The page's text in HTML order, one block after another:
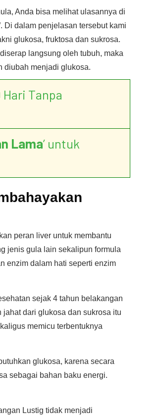
Anda bisa melihat ulasannya di
Di dalam penjelasan tersebut kami
glukosa, fruktosa dan sukrosa.
langsung oleh tubuh, maka
diubah menjadi glukosa.
Hari Tanpa
Lama’ untuk
peran liver untuk membantu
jenis gula lain sekalipun formula
enzim dalam hati seperti enzim
sejak 4 tahun belakangan
dari glukosa dan sukrosa itu
memicu terbentuknya
glukosa, karena secara
sebagai bahan baku energi.
Lustig tidak menjadi